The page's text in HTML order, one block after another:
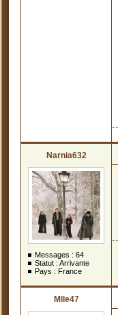
Narnia632
Messages : 64
Statut : Arrivante
Pays : France
Mlle47